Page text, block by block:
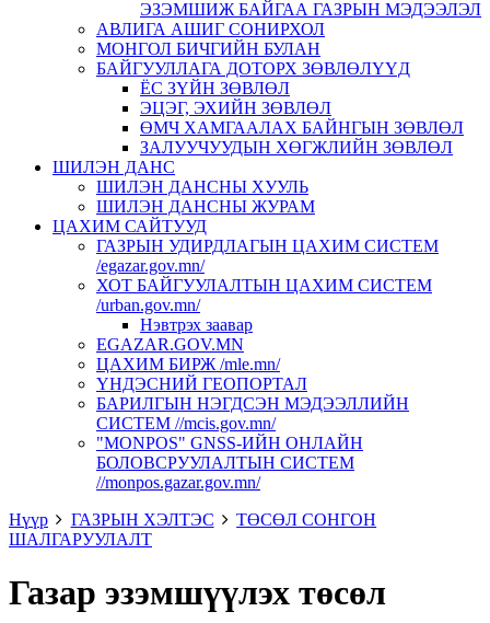
ЭЗЭМШИЖ БАЙГАА ГАЗРЫН МЭДЭЭЛЭЛ
АВЛИГА АШИГ СОНИРХОЛ
МОНГОЛ БИЧГИЙН БУЛАН
БАЙГУУЛЛАГА ДОТОРХ ЗӨВЛӨЛҮҮД
ЁС ЗҮЙН ЗӨВЛӨЛ
ЭЦЭГ, ЭХИЙН ЗӨВЛӨЛ
ӨМЧ ХАМГААЛАХ БАЙНГЫН ЗӨВЛӨЛ
ЗАЛУУЧУУДЫН ХӨГЖЛИЙН ЗӨВЛӨЛ
ШИЛЭН ДАНС
ШИЛЭН ДАНСНЫ ХУУЛЬ
ШИЛЭН ДАНСНЫ ЖУРАМ
ЦАХИМ САЙТУУД
ГАЗРЫН УДИРДЛАГЫН ЦАХИМ СИСТЕМ
/egazar.gov.mn/
ХОТ БАЙГУУЛАЛТЫН ЦАХИМ СИСТЕМ
/urban.gov.mn/
Нэвтрэх заавар
EGAZAR.GOV.MN
ЦАХИМ БИРЖ /mle.mn/
ҮНДЭСНИЙ ГЕОПОРТАЛ
БАРИЛГЫН НЭГДСЭН МЭДЭЭЛЛИЙН
СИСТЕМ //mcis.gov.mn/
"MONPOS" GNSS-ИЙН ОНЛАЙН
БОЛОВСРУУЛАЛТЫН СИСТЕМ
//monpos.gazar.gov.mn/
Нүүр
ГАЗРЫН ХЭЛТЭС
ТӨСӨЛ СОНГОН
ШАЛГАРУУЛАЛТ
Газар эзэмшүүлэх төсөл